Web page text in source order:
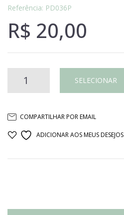
Referência: PD036P
R$ 20,00
PORTA
1
SELECIONAR
COMPARTILHAR POR EMAIL
ADICIONAR AOS MEUS DESEJOS